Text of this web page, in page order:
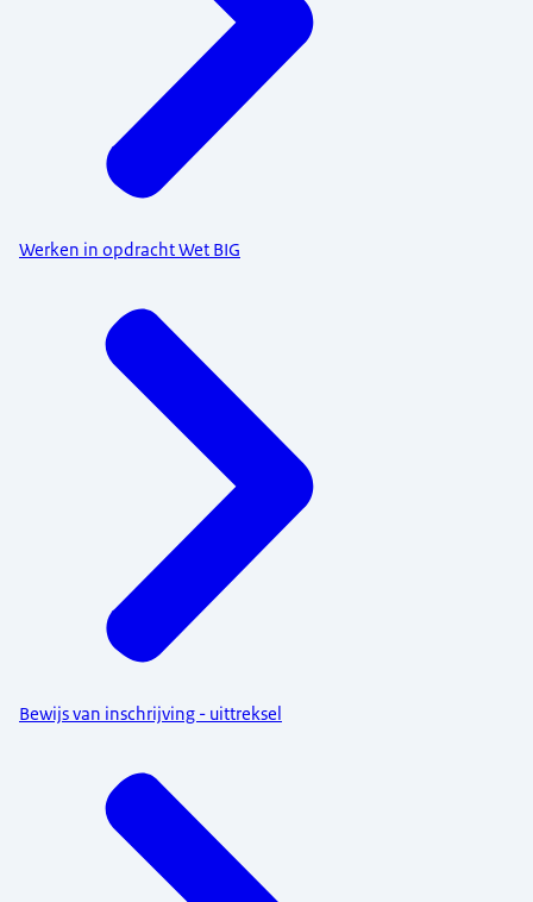
Werken in opdracht Wet BIG
Bewijs van inschrijving - uittreksel